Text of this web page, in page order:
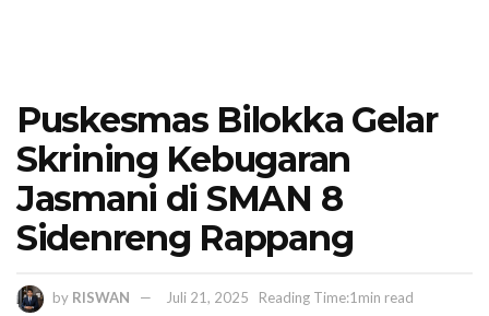
Puskesmas Bilokka Gelar
Skrining Kebugaran
Jasmani di SMAN 8
Sidenreng Rappang
by RISWAN Juli 21, 2025 Reading Time:1min read